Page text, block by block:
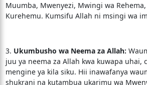
Muumba, Mwenyezi, Mwingi wa
Kurehemu. Kumsifu Allah ni msingi wa
3. Ukumbusho wa Neema za Allah:
juu ya neema za Allah kwa kuwapa uhai,
mengine ya kila siku. Hii inawafanya
shukrani na kutambua ukarimu wa